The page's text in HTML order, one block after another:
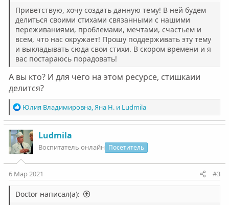
Приветствую, хочу создать данную тему! В ней будем
делиться своими стихами связанными с нашими
переживаниями, проблемами, мечтами, счастьем и
всем, что нас окружает! Прошу поддерживать эту тему
и выкладывать сюда свои стихи. В скором времени и я
вас постараюсь порадовать!
А вы кто? И для чего на этом ресурсе, стишкаии
делится?
Р
е
а
к
ц
и
и
:
Юлия Владимировна,Яна Н.и Ludmila
Ludmila
Воспитатель онлайн Посетитель
6 Мар 2021 #3
Doctor написал(а):